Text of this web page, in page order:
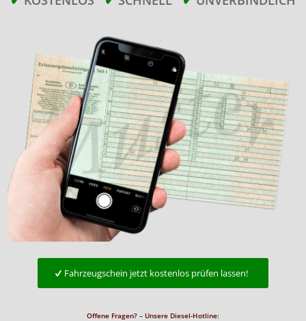
Fahrzeugschein jetzt kostenlos prüfen lassen!
Offene Fragen? – Unsere Diesel-Hotline: